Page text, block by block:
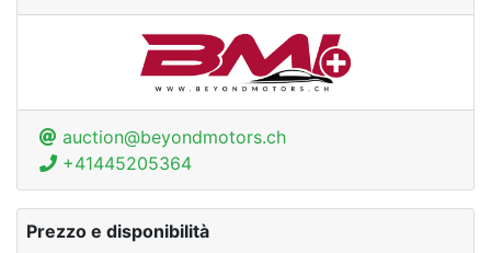
auction@beyondmotors.ch
+41445205364
Prezzo e disponibilità